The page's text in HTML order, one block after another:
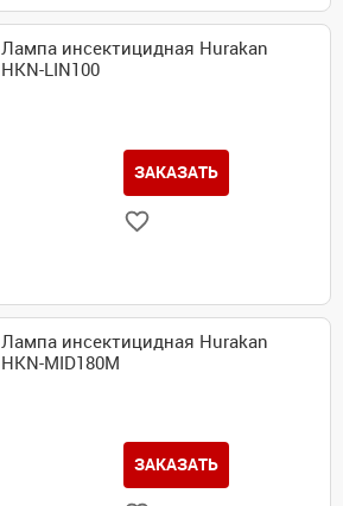
Лампа инсектицидная Hurakan
HKN-LIN100
ЗАКАЗАТЬ
Лампа инсектицидная Hurakan
HKN-MID180M
ЗАКАЗАТЬ